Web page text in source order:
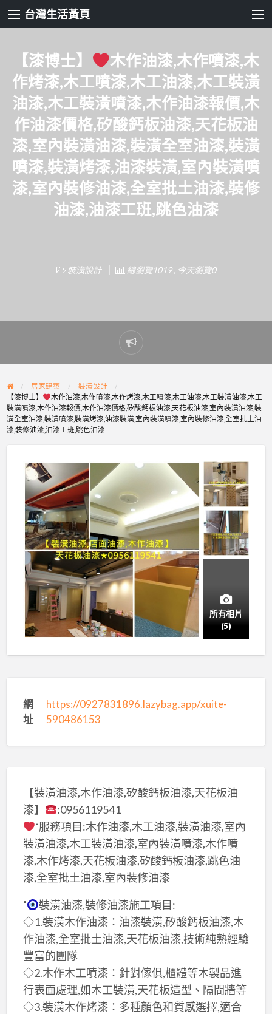
台灣生活黃頁
【漆博士】
木作油漆,木作噴漆,木
作烤漆,木工噴漆,木工油漆,木工裝潢
油漆,木工裝潢噴漆,木作油漆報價,木
作油漆價格,矽酸鈣板油漆,天花板油
漆,室內裝潢油漆,裝潢全室油漆,裝潢
噴漆,裝潢烤漆,油漆裝潢,室內裝潢噴
漆,室內裝修油漆,全室批土油漆,裝修
油漆,油漆工班,跳色油漆
裝潢設計 總瀏覽1019 , 今天瀏覽0
Report
problem
居家建築
裝潢設計
【漆博士】
木作油漆,木作噴漆,木作烤漆,木工噴漆,木工油漆,木工裝潢油漆,木工
裝潢噴漆,木作油漆報價,木作油漆價格,矽酸鈣板油漆,天花板油漆,室內裝潢油漆,裝
潢全室油漆,裝潢噴漆,裝潢烤漆,油漆裝潢,室內裝潢噴漆,室內裝修油漆,全室批土油
漆,裝修油漆,油漆工班,跳色油漆
所有相片
(5)
網
址
https://0927831896.lazybag.app/xuite-
590486153
【裝潢油漆,木作油漆,矽酸鈣板油漆,天花板油
漆】
:0956119541
˚服務項目:木作油漆,木工油漆,裝潢油漆,室內
裝潢油漆,木工裝潢油漆,室內裝潢噴漆,木作噴
漆,木作烤漆,天花板油漆,矽酸鈣板油漆,跳色油
漆,全室批土油漆,室內裝修油漆
˚
裝潢油漆,裝修油漆施工項目:
◇1.裝潢木作油漆：油漆裝潢,矽酸鈣板油漆,木
作油漆,全室批土油漆,天花板油漆,技術純熟經驗
豐富的團隊
◇2.木作木工噴漆：針對傢俱,櫃體等木製品進
行表面處理,如木工裝潢,天花板造型、隔間牆等
◇3.裝潢木作烤漆：多種顏色和質感選擇,適合